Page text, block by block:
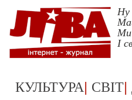
Ну
Ми
І
КУЛЬТУРА| СВІТ|